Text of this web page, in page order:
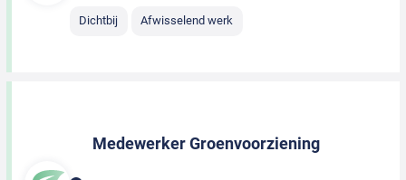
Dichtbij Afwisselend werk
Medewerker Groenvoorziening